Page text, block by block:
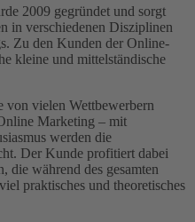
2009 gegründet und sorgt
in verschiedenen Disziplinen
Zu den Kunden der Online-
kleine und mittelständische
von vielen Wettbewerbern
Marketing – mit
werden die
Der Kunde profitiert dabei
die während des gesamten
praktisches und theoretisches